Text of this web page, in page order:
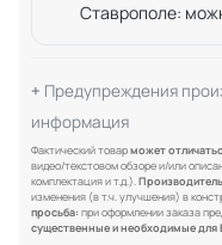
Ставрополе:
Предупреждения
информация
Фактический товарможет
видео/текстовом обзоре и/или
комплектация и т.д.).
изменения (в т.ч. улучшения) в
просьба: при оформлении заказа
существенные и необходимые для